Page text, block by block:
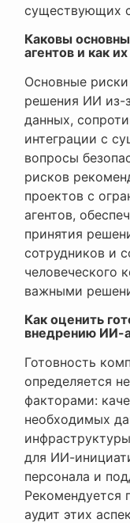
существующих
Каковы
агентов и как
Основные
решения ИИ из-
данных,
интеграции с
вопросы
рисков
проектов с
агентов,
принятия
сотрудников и
человеческого
важными
Как оценить
внедрению ИИ-
Готовность
определяется
факторами:
необходимых
для ИИ-
персонала и
Рекомендуется
аудит этих